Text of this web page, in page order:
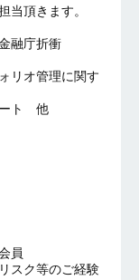
当頂きます。
融庁折衝
リオ管理に関す
ート 他
員
スク等のご経験